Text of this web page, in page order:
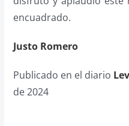
encuadrado.
Justo Romero
Publicado en el diario
de 2024